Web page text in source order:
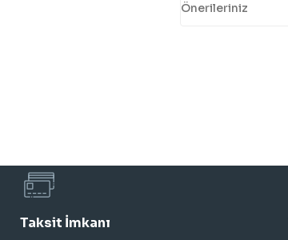
Önerileriniz
Taksit İmkanı